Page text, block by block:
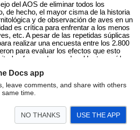
Docs app
leave comments, and share with others
time.
NO THANKS USE THE APP
del AOS de eliminar todos los
de hecho, el mayor cisma de la historia
y de observación de aves en un
es crítica para enfrentar a los menos
etc. A pesar de las repetidas súplicas
realizar una encuesta entre los 2.800
para evaluar los efectos que esto
fueron denegadas. Hasta aquí las
y NACC presentaron una serie de
para ampliar la diversidad y la inclusión
respuesta del liderazgo de AOS.
document/d/1BazTspu-m-
edit?usp=sharing